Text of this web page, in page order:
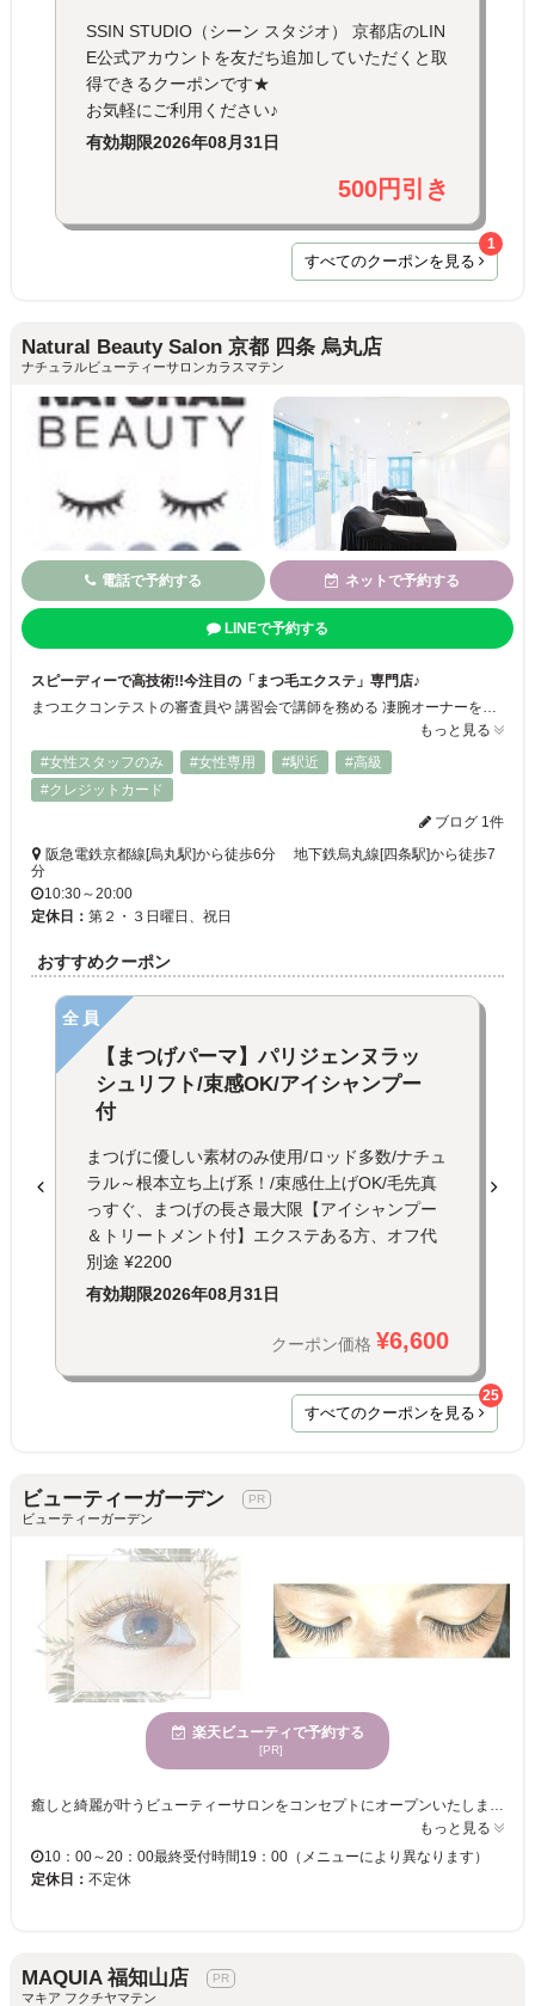
SSIN STUDIO（シーン スタジオ） 京都店のLIN
E公式アカウントを友だち追加していただくと取
得できるクーポンです★
お気軽にご利用ください♪
有効期限2026年08月31日
500円引き
すべてのクーポンを見る
1
Natural Beauty Salon 京都 四条 烏丸店
ナチュラルビューティーサロンカラスマテン
電話で予約する ネットで予約する
LINEで予約する
スピーディーで高技術!!今注目の「まつ毛エクステ」専門店♪
まつエクコンテストの審査員や 講習会で講師を務める 凄腕オーナーをはじめ、 まつエク1級インストラクター資格保持者やコンテスト最終決勝入賞者を輩出しているサロンです。 美容師免許100%で衛生や安全面をクリアしております。 ブライダルやイベントからナチュラルな普段使いのエクステまで～ 皆様のご来店を心から、お待ちしております♪
もっと見る
#女性スタッフのみ
#女性専用 #駅近
#高級
#クレジットカード
ブログ 1件
阪急電鉄京都線[烏丸駅]から徒歩6分 地下鉄烏丸線[四条駅]から徒歩7
分
10:30～20:00
定休日： 第２・３日曜日、祝日
おすすめクーポン
全員
【まつげパーマ】パリジェンヌラッ
シュリフト/束感OK/アイシャンプー
付
まつげに優しい素材のみ使用/ロッド多数/ナチュ
ラル～根本立ち上げ系！/束感仕上げOK/毛先真
っすぐ、まつげの長さ最大限【アイシャンプー
＆トリートメント付】エクステある方、オフ代
別途 ¥2200
有効期限2026年08月31日
クーポン価格 ¥6,600
すべてのクーポンを見る
25
ビューティーガーデン
ビューティーガーデン
楽天ビューティで予約する
[PR]
もっと見る
10：00～20：00最終受付時間19：00（メニューにより異なります）
定休日： 不定休
MAQUIA 福知山店
マキア フクチヤマテン